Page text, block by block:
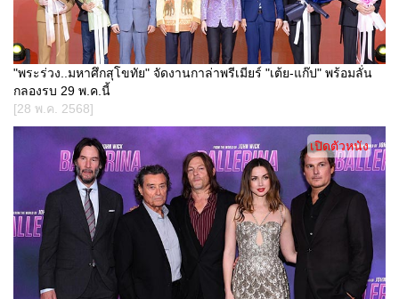
"พระร่วง..มหาศึกสุโขทัย" จัดงานกาล่าพรีเมียร์ "เต้ย-แก๊ป" พร้อมลั่น
กลองรบ 29 พ.ค.นี้
[28 พ.ค. 2568]
เปิดตัวหนัง